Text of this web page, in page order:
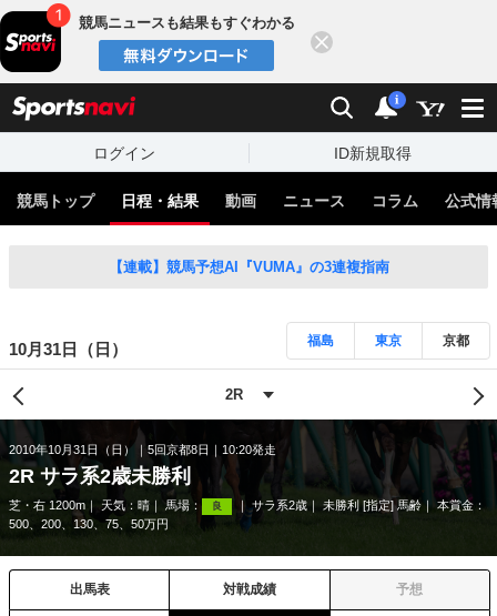
競馬ニュースも結果もすぐわかる
検索 通知
i
ログイン ID新規取得
競馬トップ 日程・結果 動画 ニュース コラム 公式情
【連載】競馬予想AI『VUMA』の3連複指南
10月31日（日） 福島 東京 京都
2010年10月31日（日） 5回京都8日 10:20発走
2R サラ系2歳未勝利
芝・右 1200m 天気： 晴 馬場： 良 サラ系2歳 未勝利 [指定] 馬齢
本賞金：
500、200、130、75、50万円
出馬表 対戦成績 予想